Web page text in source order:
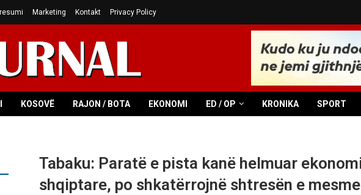
Marketing Kontakt Privacy Policy
KOSOVË RAJON / BOTA EKONOMI ED / OP KRONIKA SPORT
Tabaku: Paratë e pista kanë helmuar
shqiptare, po shkatërrojnë shtresën e